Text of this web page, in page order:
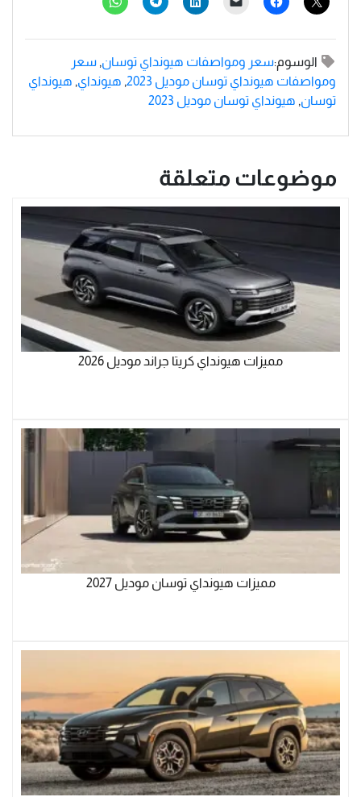
الوسوم:سعر ومواصفات هيونداي توسان, سعر
ومواصفات هيونداي توسان موديل 2023
, هيونداي, هيونداي
توسان, هيونداي توسان موديل 2023
موضوعات متعلقة
مميزات هيونداي كريتا جراند موديل 2026
مميزات هيونداي توسان موديل 2027